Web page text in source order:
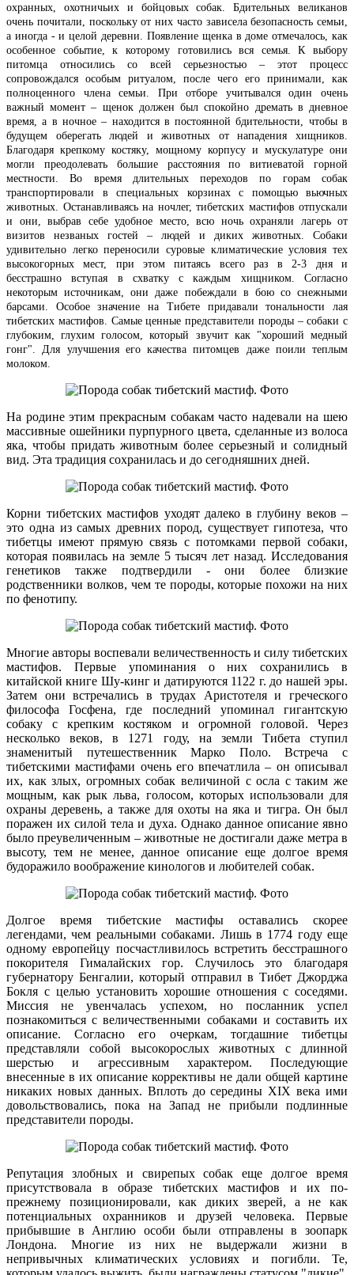
охранных, охотничьих и бойцовых собак. Бдительных великанов
очень почитали, поскольку от них часто зависела безопасность семьи,
а иногда - и целой деревни. Появление щенка в доме отмечалось, как
особенное событие, к которому готовились вся семья. К выбору
питомца относились со всей серьезностью – этот процесс
сопровождался особым ритуалом, после чего его принимали, как
полноценного члена семьи. При отборе учитывался один очень
важный момент – щенок должен был спокойно дремать в дневное
время, а в ночное – находится в постоянной бдительности, чтобы в
будущем оберегать людей и животных от нападения хищников.
Благодаря крепкому костяку, мощному корпусу и мускулатуре они
могли преодолевать большие расстояния по витиеватой горной
местности. Во время длительных переходов по горам собак
транспортировали в специальных корзинах с помощью вьючных
животных. Останавливаясь на ночлег, тибетских мастифов отпускали
и они, выбрав себе удобное место, всю ночь охраняли лагерь от
визитов незваных гостей – людей и диких животных. Собаки
удивительно легко переносили суровые климатические условия тех
высокогорных мест, при этом питаясь всего раз в 2-3 дня и
бесстрашно вступая в схватку с каждым хищником. Согласно
некоторым источникам, они даже побеждали в бою со снежными
барсами. Особое значение на Тибете придавали тональности лая
тибетских мастифов. Самые ценные представители породы – собаки с
глубоким, глухим голосом, который звучит как "хороший медный
гонг". Для улучшения его качества питомцев даже поили теплым
молоком.
На родине этим прекрасным собакам часто надевали на шею
массивные ошейники пурпурного цвета, сделанные из волоса
яка, чтобы придать животным более серьезный и солидный
вид. Эта традиция сохранилась и до сегодняшних дней.
Корни тибетских мастифов уходят далеко в глубину веков –
это одна из самых древних пород, существует гипотеза, что
тибетцы имеют прямую связь с потомками первой собаки,
которая появилась на земле 5 тысяч лет назад. Исследования
генетиков также подтвердили - они более близкие
родственники волков, чем те породы, которые похожи на них
по фенотипу.
Многие авторы воспевали величественность и силу тибетских
мастифов. Первые упоминания о них сохранились в
китайской книге Шу-кинг и датируются 1122 г. до нашей эры.
Затем они встречались в трудах Аристотеля и греческого
философа Госфена, где последний упоминал гигантскую
собаку с крепким костяком и огромной головой. Через
несколько веков, в 1271 году, на земли Тибета ступил
знаменитый путешественник Марко Поло. Встреча с
тибетскими мастифами очень его впечатлила – он описывал
их, как злых, огромных собак величиной с осла с таким же
мощным, как рык льва, голосом, которых использовали для
охраны деревень, а также для охоты на яка и тигра. Он был
поражен их силой тела и духа. Однако данное описание явно
было преувеличенным – животные не достигали даже метра в
высоту, тем не менее, данное описание еще долгое время
будоражило воображение кинологов и любителей собак.
Долгое время тибетские мастифы оставались скорее
легендами, чем реальными собаками. Лишь в 1774 году еще
одному европейцу посчастливилось встретить бесстрашного
покорителя Гималайских гор. Случилось это благодаря
губернатору Бенгалии, который отправил в Тибет Джорджа
Бокля с целью установить хорошие отношения с соседями.
Миссия не увенчалась успехом, но посланник успел
познакомиться с величественными собаками и составить их
описание. Согласно его очеркам, тогдашние тибетцы
представляли собой высокорослых животных с длинной
шерстью и агрессивным характером. Последующие
внесенные в их описание коррективы не дали общей картине
никаких новых данных. Вплоть до середины XIX века ими
довольствовались, пока на Запад не прибыли подлинные
представители породы.
Репутация злобных и свирепых собак еще долгое время
присутствовала в образе тибетских мастифов и их по-
прежнему позиционировали, как диких зверей, а не как
потенциальных охранников и друзей человека. Первые
прибывшие в Англию особи были отправлены в зоопарк
Лондона. Многие из них не выдержали жизни в
непривычных климатических условиях и погибли. Те,